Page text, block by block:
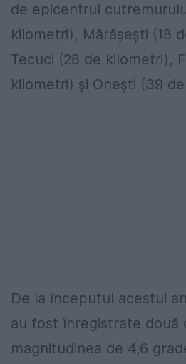
de epicentrul
kilometri), Mărăşeşti (18
Tecuci (28 de kilometri),
kilometri) şi Oneşti (39
De la începutul acestui
au fost înregistrate două
magnitudinea de 4,6